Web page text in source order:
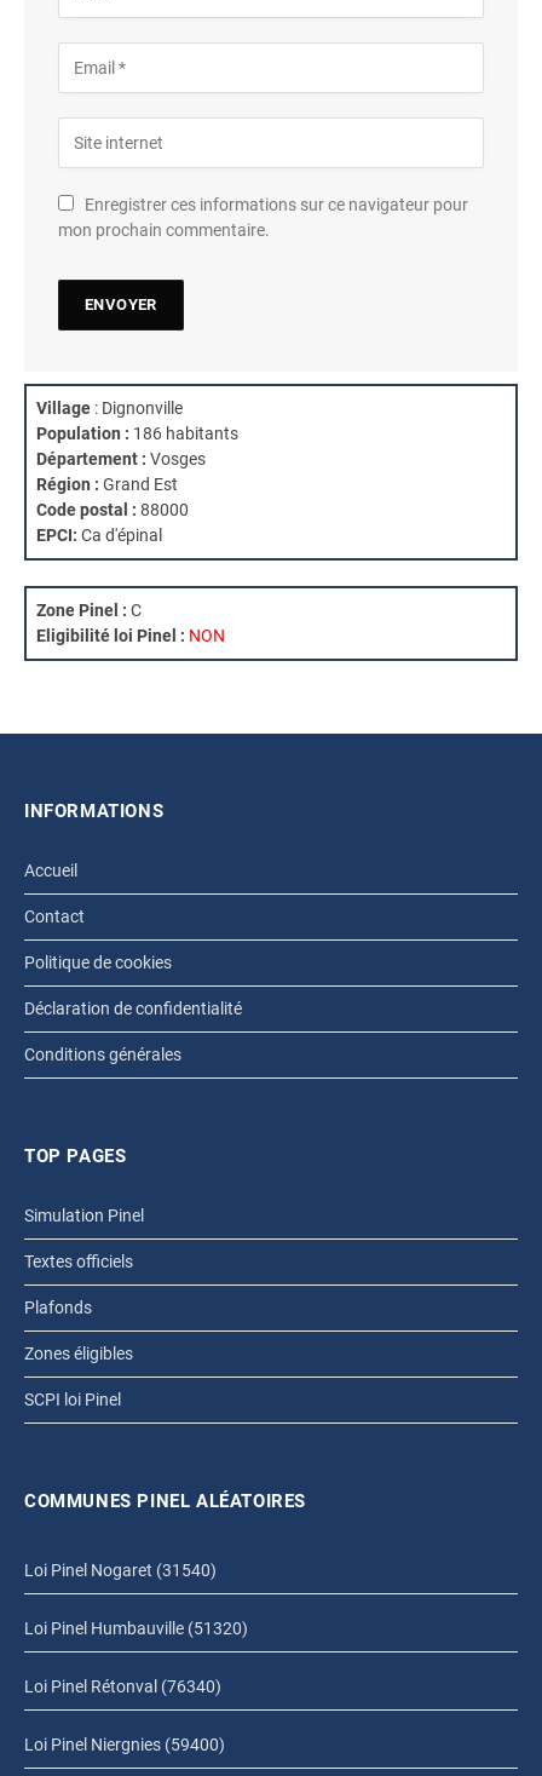
Enregistrer ces informations sur ce navigateur pour
mon prochain commentaire.
Village : Dignonville
Population : 186 habitants
Département : Vosges
Région : Grand Est
Code postal : 88000
EPCI: Ca d'épinal
Zone Pinel : C
Eligibilité loi Pinel : NON
INFORMATIONS
Accueil
Contact
Politique de cookies
Déclaration de confidentialité
Conditions générales
TOP PAGES
Simulation Pinel
Textes officiels
Plafonds
Zones éligibles
SCPI loi Pinel
COMMUNES PINEL ALÉATOIRES
Loi Pinel Nogaret (31540)
Loi Pinel Humbauville (51320)
Loi Pinel Rétonval (76340)
Loi Pinel Niergnies (59400)